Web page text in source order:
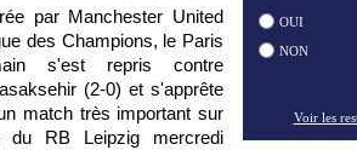
par Manchester United
des Champions, le Paris
s'est repris contre
(2-0) et s'apprête
match très important sur
du RB Leipzig mercredi
OUI
NON
Voir les